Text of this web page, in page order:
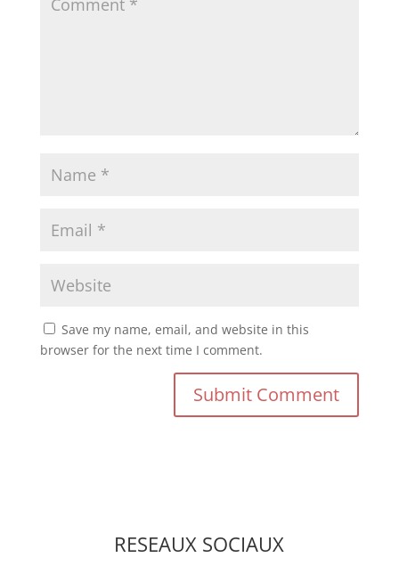
Save my name, email, and website in this
browser for the next time I comment.
RESEAUX SOCIAUX